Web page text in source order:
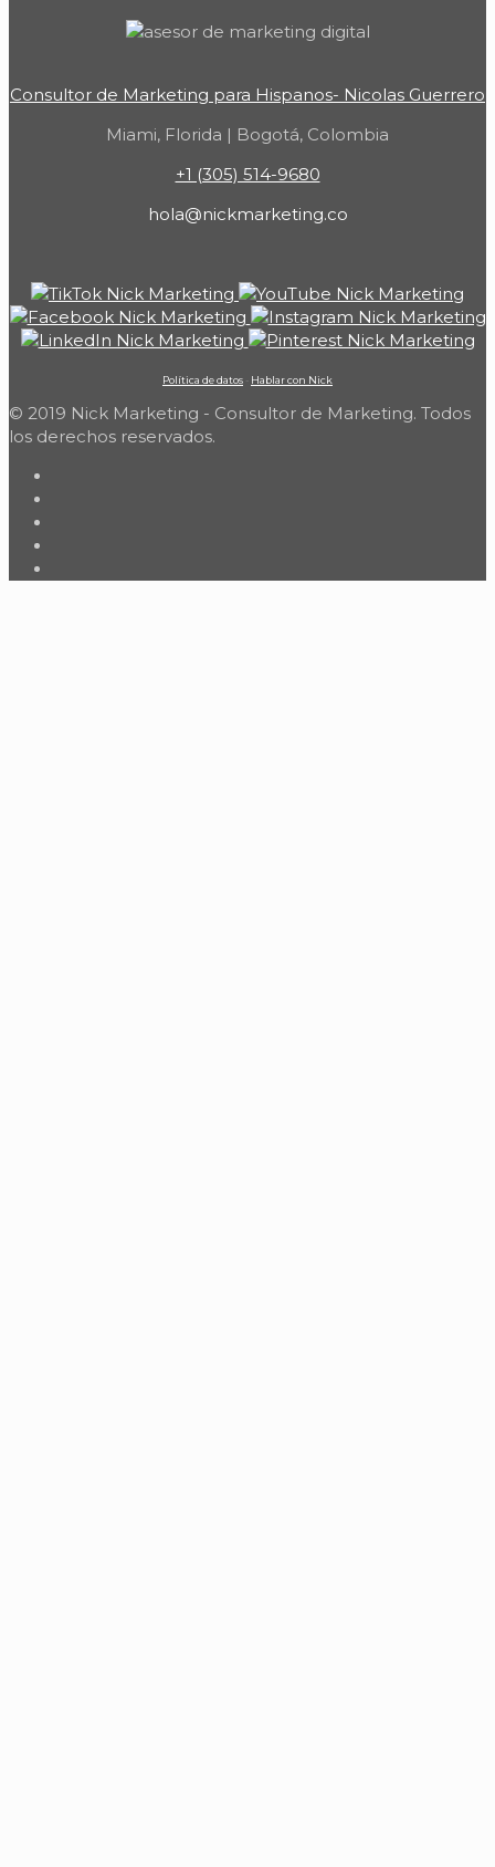
Consultor de Marketing para Hispanos- Nicolas Guerrero
Miami, Florida | Bogotá, Colombia
+1 (305) 514-9680
hola@nickmarketing.co
Política de datos - Hablar con Nick
© 2019 Nick Marketing - Consultor de Marketing. Todos
los derechos reservados.